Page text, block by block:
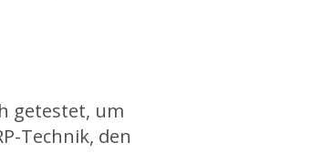
getestet, um
Technik, den